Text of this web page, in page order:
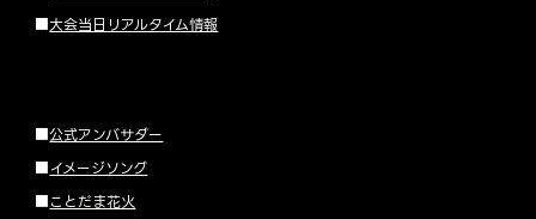
大会当日リアルタイム情報
■公式アンバサダー
イメージソング
ことだま花火